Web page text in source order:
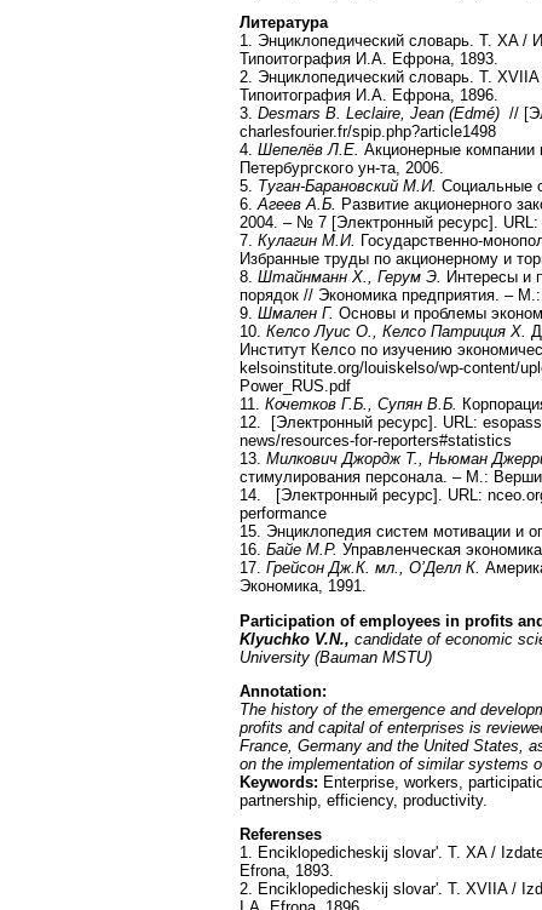
Литература
1. Энциклопедический словарь. Т. XA
Типоитография И.А. Ефрона, 1893.
2. Энциклопедический словарь. Т.
Типоитография И.А. Ефрона, 1896.
3. Desmars B. Leclaire, Jean (Edmé) //
charlesfourier.fr/spip.php?article1498
4. Шепелёв Л.Е. Акционерные
Петербургского ун-та, 2006.
5. Туган-Барановский М.И. Социальные
6.Агеев А.Б. Развитие акционерного
2004. – № 7 [Электронный ресурс]. URL:
7. Кулагин М.И. Государственно-
Избранные труды по акционерному и
8. Штайнманн Х., Герум Э. Интересы и
порядок // Экономика предприятия. –
9. Шмален Г. Основы и проблемы
10. Келсо Луис О., Келсо Патриция Х.
Институт Келсо по изучению
kelsoinstitute.org/louiskelso/wp-content/
Power_RUS.pdf
11. Кочетков Г.Б., Супян В.Б.
12. [Электронный ресурс]. URL:
news/resources-for-reporters#statistics
13. Милкович Джордж Т., Ньюман
стимулирования персонала. – М.:
14. [Электронный ресурс]. URL:
performance
15. Энциклопедия систем мотивации и
16. Байе М.Р. Управленческая
17. Грейсон Дж.К. мл., О’Делл К.
Экономика, 1991.
Participation of employees in profits
Klyuchko V.N., candidate of economic
University (Bauman MSTU)
Annotation:
The history of the emergence and
profits and capital of enterprises is
France, Germany and the United States,
on the implementation of similar systems
Keywords: Enterprise, workers,
partnership, efficiency, productivity.
Referenses
1. Enciklopedicheskij slovar'. Т. XA /
Efrona, 1893.
2. Enciklopedicheskij slovar'. Т. XVIIA /